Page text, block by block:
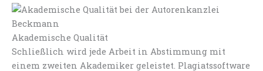
Akademische Qualität
Schließlich wird jede Arbeit in Abstimmung mit
einem zweiten Akademiker geleistet. Plagiatssoftware